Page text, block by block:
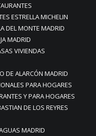
ESTRELLA MICHELIN
DEL MONTE MADRID
MADRID
VIVIENDAS
DE ALARCÓN MADRID
PARA HOGARES
Y PARA HOGARES
DE LOS REYRES
MADRID